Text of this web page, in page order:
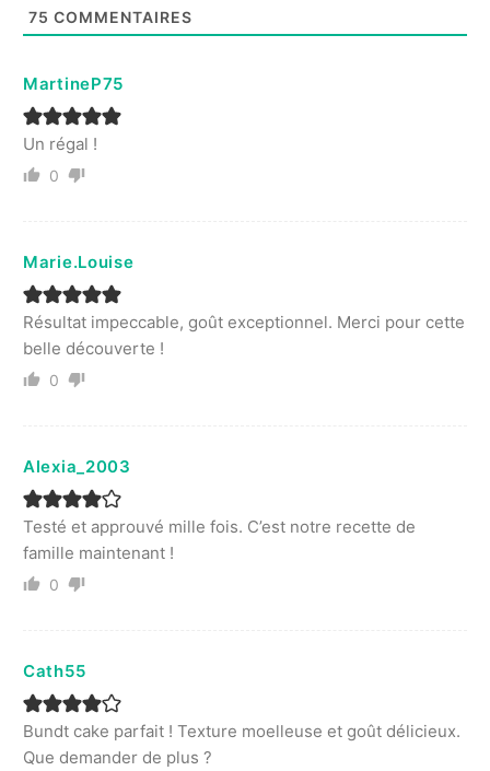
75 COMMENTAIRES
MartineP75
Un régal !
0
Marie.Louise
Résultat impeccable, goût exceptionnel. Merci pour cette
belle découverte !
0
Alexia_2003
Testé et approuvé mille fois. C’est notre recette de
famille maintenant !
0
Cath55
Bundt cake parfait ! Texture moelleuse et goût délicieux.
Que demander de plus ?